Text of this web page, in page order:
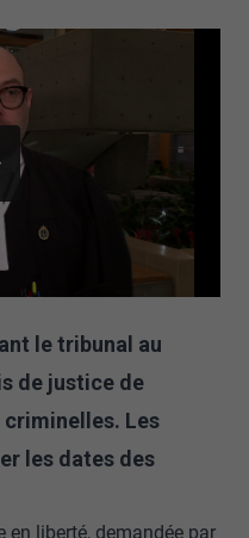
le tribunal au
de justice de
criminelles. Les
les dates des
en liberté, demandée par